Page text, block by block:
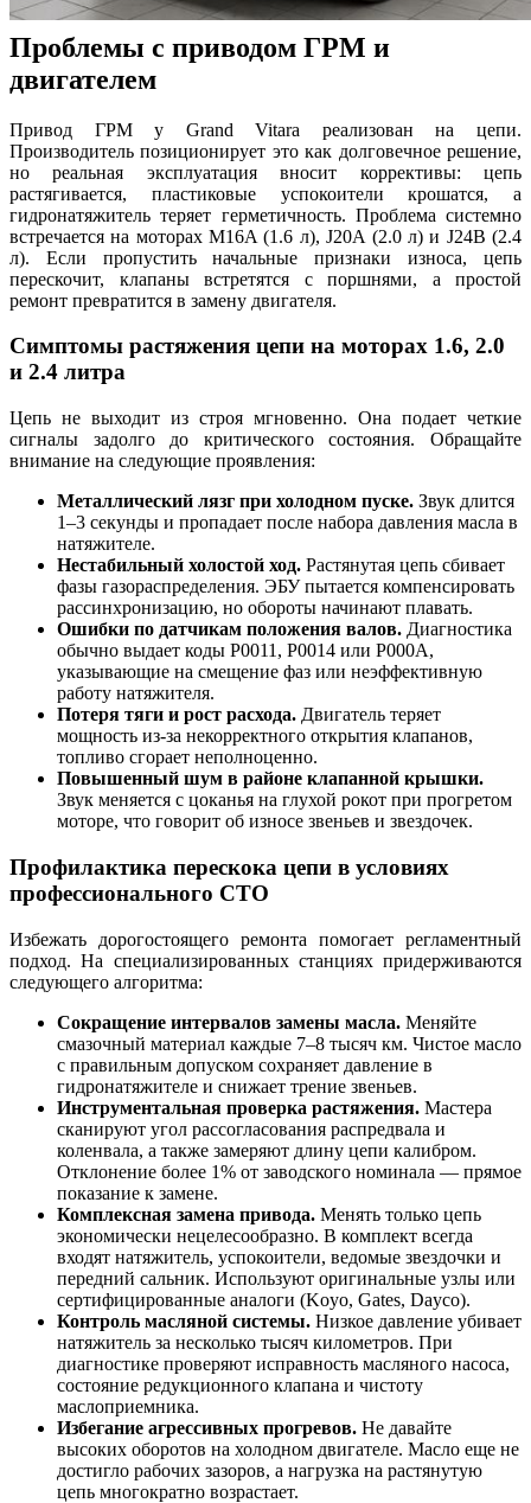
Проблемы с приводом ГРМ и
двигателем
Привод ГРМ у Grand Vitara реализован на цепи.
Производитель позиционирует это как долговечное решение,
но реальная эксплуатация вносит коррективы: цепь
растягивается, пластиковые успокоители крошатся, а
гидронатяжитель теряет герметичность. Проблема системно
встречается на моторах M16A (1.6 л), J20A (2.0 л) и J24B (2.4
л). Если пропустить начальные признаки износа, цепь
перескочит, клапаны встретятся с поршнями, а простой
ремонт превратится в замену двигателя.
Симптомы растяжения цепи на моторах 1.6, 2.0
и 2.4 литра
Цепь не выходит из строя мгновенно. Она подает четкие
сигналы задолго до критического состояния. Обращайте
внимание на следующие проявления:
Металлический лязг при холодном пуске. Звук длится
1–3 секунды и пропадает после набора давления масла в
натяжителе.
Нестабильный холостой ход. Растянутая цепь сбивает
фазы газораспределения. ЭБУ пытается компенсировать
рассинхронизацию, но обороты начинают плавать.
Ошибки по датчикам положения валов. Диагностика
обычно выдает коды P0011, P0014 или P000A,
указывающие на смещение фаз или неэффективную
работу натяжителя.
Потеря тяги и рост расхода. Двигатель теряет
мощность из-за некорректного открытия клапанов,
топливо сгорает неполноценно.
Повышенный шум в районе клапанной крышки.
Звук меняется с цоканья на глухой рокот при прогретом
моторе, что говорит об износе звеньев и звездочек.
Профилактика перескока цепи в условиях
профессионального СТО
Избежать дорогостоящего ремонта помогает регламентный
подход. На специализированных станциях придерживаются
следующего алгоритма:
Сокращение интервалов замены масла. Меняйте
смазочный материал каждые 7–8 тысяч км. Чистое масло
с правильным допуском сохраняет давление в
гидронатяжителе и снижает трение звеньев.
Инструментальная проверка растяжения. Мастера
сканируют угол рассогласования распредвала и
коленвала, а также замеряют длину цепи калибром.
Отклонение более 1% от заводского номинала — прямое
показание к замене.
Комплексная замена привода. Менять только цепь
экономически нецелесообразно. В комплект всегда
входят натяжитель, успокоители, ведомые звездочки и
передний сальник. Используют оригинальные узлы или
сертифицированные аналоги (Koyo, Gates, Dayco).
Контроль масляной системы. Низкое давление убивает
натяжитель за несколько тысяч километров. При
диагностике проверяют исправность масляного насоса,
состояние редукционного клапана и чистоту
маслоприемника.
Избегание агрессивных прогревов. Не давайте
высоких оборотов на холодном двигателе. Масло еще не
достигло рабочих зазоров, а нагрузка на растянутую
цепь многократно возрастает.